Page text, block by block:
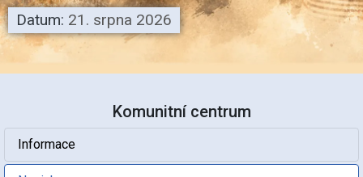
Datum: 21. srpna 2026
Komunitní centrum
Informace